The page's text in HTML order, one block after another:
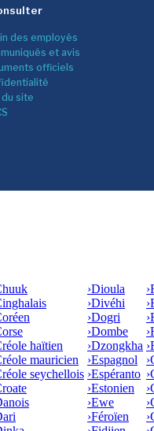
des employés
et avis
officiels
du site